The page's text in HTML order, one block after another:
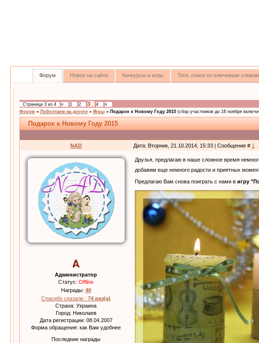
Форум Новое на сайте Конкурсы и игры Теги, поиск по ключевым словам
Страница 3из 4 « 1 2 3 4 »
Форум » Поболтаем на досуге » Игры » Подарок к Новому Году 2015 (сбор участников до 18 ноября
Подарок к Новому Году 2015
NAD Дата: Вторник, 21.10.2014, 15:33 | Сообщение # 1
Администратор
Статус: Offline
Награды: 40
Спасибо сказали : 74 раз(а)
Страна: Украина
Город: Николаев
Дата регистрации: 08.04.2007
Форма обращения: как Вам удобнее
Последние награды
Друзья, предлагаю в наше сложное время
добавим еще немного радости и приятных
Предлагаю Вам снова поиграть с нами в игру